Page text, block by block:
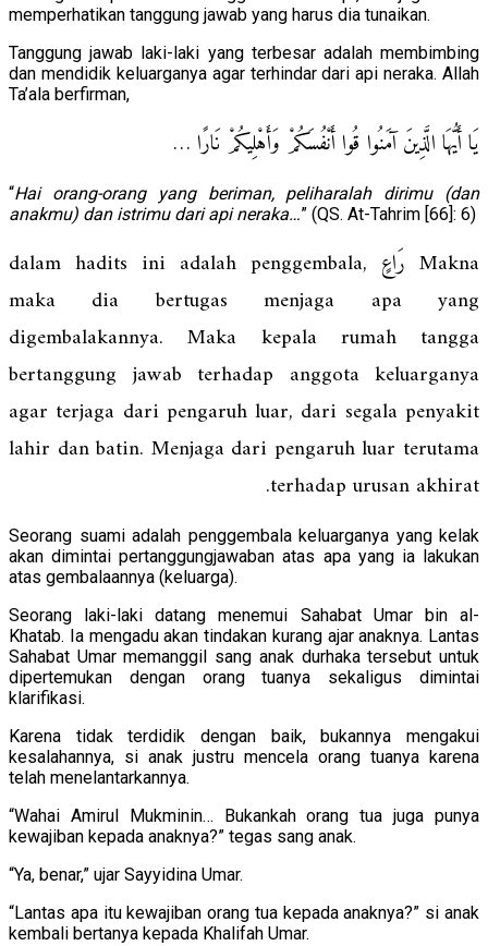
memperhatikan tanggung jawab yang harus dia tunaikan.
Tanggung jawab laki-laki yang terbesar adalah membimbing
dan mendidik keluarganya agar terhindar dari api neraka. Allah
Ta’ala berfirman,
يَا أَيُّهَا الَّذِينَ آمَنُوا قُوا أَنْفُسَكُمْ وَأَهْلِيكُمْ نَارًا …
“Hai orang-orang yang beriman, peliharalah dirimu (dan
anakmu) dan istrimu dari api neraka…” (QS. At-Tahrim [66]: 6)
Makna رَاعٍ dalam hadits ini adalah penggembala,
maka dia bertugas menjaga apa yang
digembalakannya. Maka kepala rumah tangga
bertanggung jawab terhadap anggota keluarganya
agar terjaga dari pengaruh luar, dari segala penyakit
lahir dan batin. Menjaga dari pengaruh luar terutama
terhadap urusan akhirat.
Seorang suami adalah penggembala keluarganya yang kelak
akan dimintai pertanggungjawaban atas apa yang ia lakukan
atas gembalaannya (keluarga).
Seorang laki-laki datang menemui Sahabat Umar bin al-
Khatab. Ia mengadu akan tindakan kurang ajar anaknya. Lantas
Sahabat Umar memanggil sang anak durhaka tersebut untuk
dipertemukan dengan orang tuanya sekaligus dimintai
klarifikasi.
Karena tidak terdidik dengan baik, bukannya mengakui
kesalahannya, si anak justru mencela orang tuanya karena
telah menelantarkannya.
“Wahai Amirul Mukminin… Bukankah orang tua juga punya
kewajiban kepada anaknya?” tegas sang anak.
“Ya, benar,” ujar Sayyidina Umar.
“Lantas apa itu kewajiban orang tua kepada anaknya?” si anak
kembali bertanya kepada Khalifah Umar.